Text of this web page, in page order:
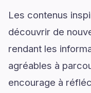
Les contenus
découvrir de
rendant les
agréables à
encourage à